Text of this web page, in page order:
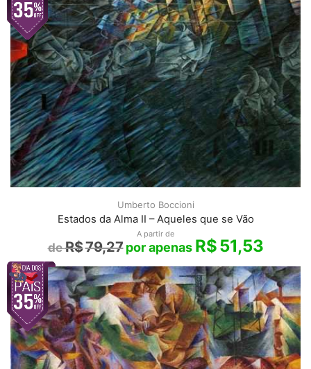
Umberto Boccioni
Estados da Alma II – Aqueles que se Vão
A partir de
R$79,27 R$51,53